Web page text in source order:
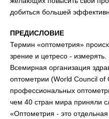
добиться большей
ПРЕДИСЛОВИЕ
Термин «оптометрия»
зрение и цетресо - измерять.
Всемирная организация
оптометрии (World Council of
профессиональных
чем 40 стран мира приняли
«Оптометрия - это